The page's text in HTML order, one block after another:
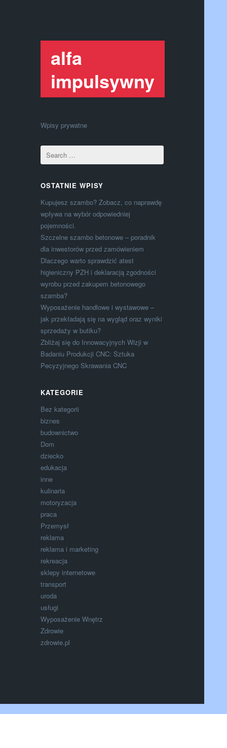
alfa
impulsywny
Wpisy prywatne
OSTATNIE WPISY
Kupujesz szambo? Zobacz, co naprawdę
wpływa na wybór odpowiedniej
pojemności.
Szczelne szambo betonowe – poradnik
dla inwestorów przed zamówieniem
Dlaczego warto sprawdzić atest
higieniczny PZH i deklaracją zgodności
wyrobu przed zakupem betonowego
szamba?
Wyposażenie handlowe i wystawowe –
jak przekładają się na wygląd oraz wyniki
sprzedaży w butiku?
Zbliżaj się do Innowacyjnych Wizji w
Badaniu Produkcji CNC: Sztuka
Pecyzyjnego Skrawania CNC
KATEGORIE
Bez kategorii
biznes
budownictwo
Dom
dziecko
edukacja
inne
kulinaria
motoryzacja
praca
Przemysł
reklama
reklama i marketing
rekreacja
sklepy internetowe
transport
uroda
usługi
Wyposażenie Wnętrz
Zdrowie
zdrowie.pl